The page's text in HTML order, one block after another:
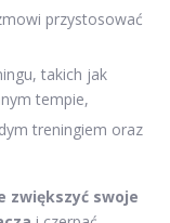
przystosować
takich jak
tempie,
treningiem oraz
zwiększyć swoje